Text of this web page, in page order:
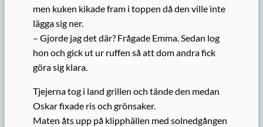
men kuken kikade fram i toppen då den ville inte
lägga sig ner.
– Gjorde jag det där? Frågade Emma. Sedan log
hon och gick ut ur ruffen så att dom andra fick
göra sig klara.
Tjejerna tog i land grillen och tände den medan
Oskar fixade ris och grönsaker.
Maten åts upp på klipphällen med solnedgången